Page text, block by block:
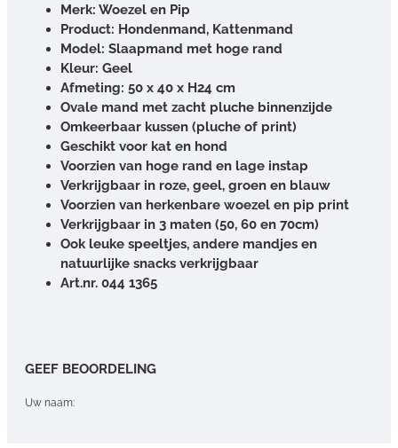
Merk: Woezel en Pip
Product: Hondenmand, Kattenmand
Model: Slaapmand met hoge rand
Kleur: Geel
Afmeting: 50 x 40 x H24 cm
Ovale mand met zacht pluche binnenzijde
Omkeerbaar kussen (pluche of print)
Geschikt voor kat en hond
Voorzien van hoge rand en lage instap
Verkrijgbaar in roze, geel, groen en blauw
Voorzien van herkenbare woezel en pip print
Verkrijgbaar in 3 maten (50, 60 en 70cm)
Ook leuke speeltjes, andere mandjes en
natuurlijke snacks verkrijgbaar
Art.nr. 044 1365
GEEF BEOORDELING
Uw naam: